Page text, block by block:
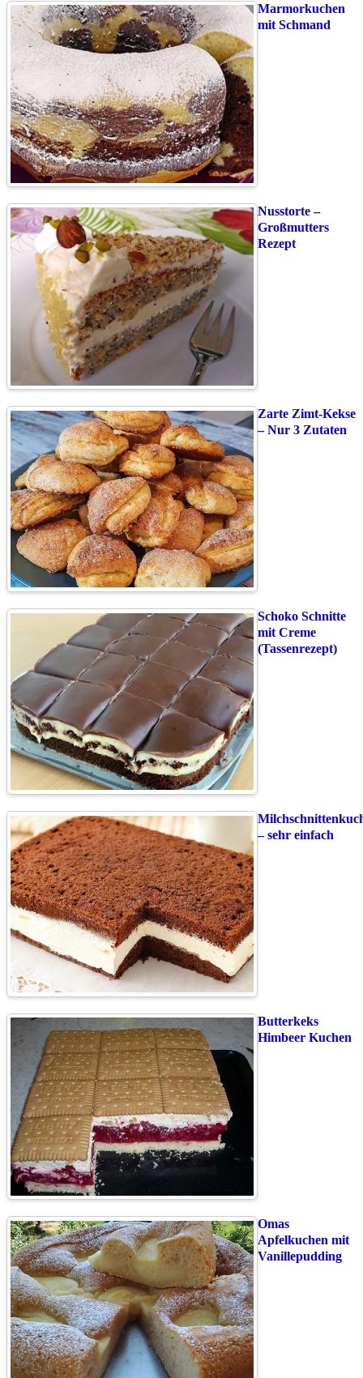
Marmorkuchen
mit Schmand
Nusstorte –
Großmutters
Rezept
Zarte Zimt-Kekse
– Nur 3 Zutaten
Schoko Schnitte
mit Creme
(Tassenrezept)
– sehr einfach
Butterkeks
Himbeer Kuchen
Omas
Apfelkuchen mit
Vanillepudding